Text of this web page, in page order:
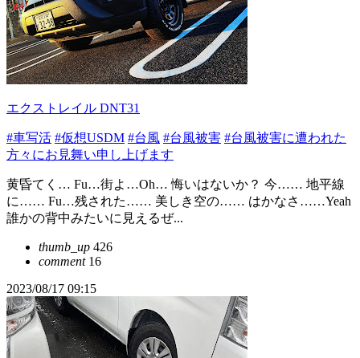
エクストレイル DNT31
#車写活 #仮想USDM #台風 #台風被害 #台風被害に遭われた
方々にお見舞い申し上げます
黄昏てく… Fu…街よ…Oh… 悔いはないか？ 今…… 地平線
に…… Fu…残された…… 美しき空の…… はかなさ……Yeah
誰かの背中みたいに見えるぜ...
thumb_up 426
comment16
2023/08/17 09:15